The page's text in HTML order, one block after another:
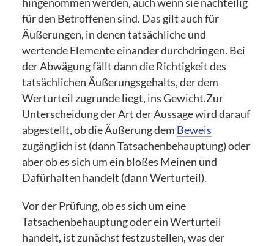
für den Betroffenen sind. Das gilt auch für
Äußerungen, in denen tatsächliche und
wertende Elemente einander durchdringen. Bei
der Abwägung fällt dann die Richtigkeit des
tatsächlichen Äußerungsgehalts, der dem
Werturteil zugrunde liegt, ins Gewicht.Zur
Unterscheidung der Art der Aussage wird darauf
abgestellt, ob die Äußerung dem Beweis
zugänglich ist (dann Tatsachenbehauptung) oder
aber ob es sich um ein bloßes Meinen und
Dafürhalten handelt (dann Werturteil).
Vor der Prüfung, ob es sich um eine
Tatsachenbehauptung oder ein Werturteil
handelt, ist zunächst festzustellen, was der